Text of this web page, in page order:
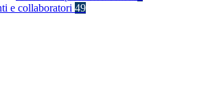
e collaboratori 49